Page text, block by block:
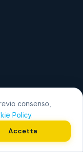
riservati
consenso,
Policy.
Accetta